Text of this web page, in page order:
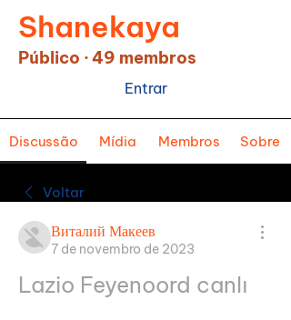
Shanekaya
Público ·49 membros
Entrar
Discussão Mídia Membros Sobre
Voltar
Виталий Макеев
7 de novembro de 2023
Lazio Feyenoord canlı